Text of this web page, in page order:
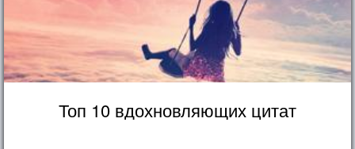
Топ 10 вдохновляющих цитат